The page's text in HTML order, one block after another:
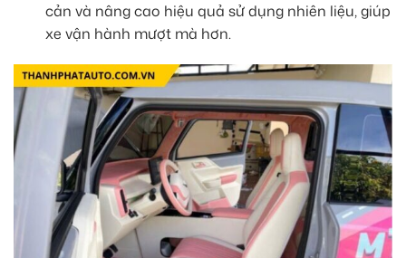
cản và nâng cao hiệu quả sử dụng nhiên liệu, giúp
xe vận hành mượt mà hơn.